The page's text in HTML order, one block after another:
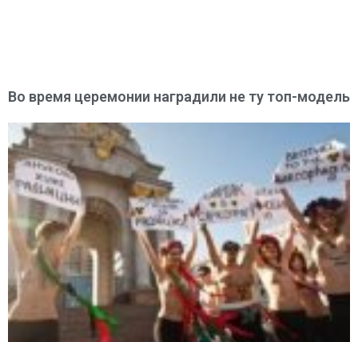
Во время церемонии наградили не ту топ-модель